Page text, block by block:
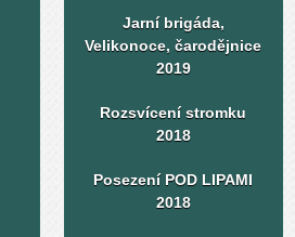
Jarní brigáda,
Velikonoce, čarodějnice
2019
Rozsvícení stromku
2018
Posezení POD LIPAMI
2018